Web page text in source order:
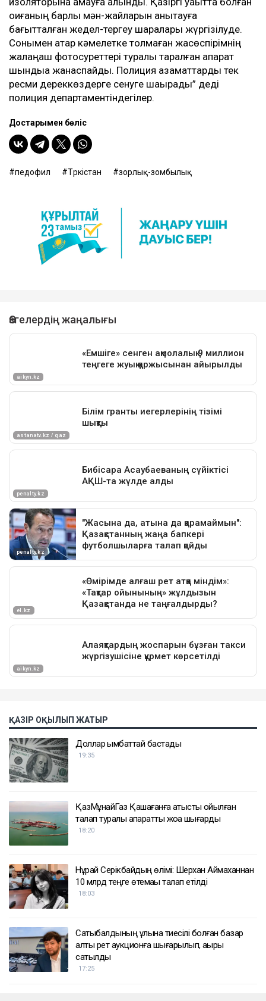
оқиғаның барлық мән-жайларын анықтауға
бағытталған жедел-тергеу шаралары жүргізілуде.
Сонымен қатар кәмелетке толмаған жасөспірімнің
жалаңаш фотосуреттері туралы таралған ақпарат
шындыққа жанаспайды. Полиция азаматтарды тек
ресми дереккөздерге сенуге шақырады” деді
полиция департаментіндегілер.
Достарыңмен бөліс
педофил Түркістан зорлық-зомбылық
ҚАЗІР ОҚЫЛЫП ЖАТЫР
Доллар қымбаттай бастады
19:35
ҚазМұнайГаз Қашағанға қатысты қойылған
талап туралы ақпаратты жоққа шығарды
18:20
Нұрай Серікбайдың өлімі: Шерхан Аймаханнан
10 млрд теңге өтемақы талап етілді
18:03
Сатыбалдының ұлына тиесілі болған базар
алты рет аукционға шығарылып, ақыры
сатылды
17:25